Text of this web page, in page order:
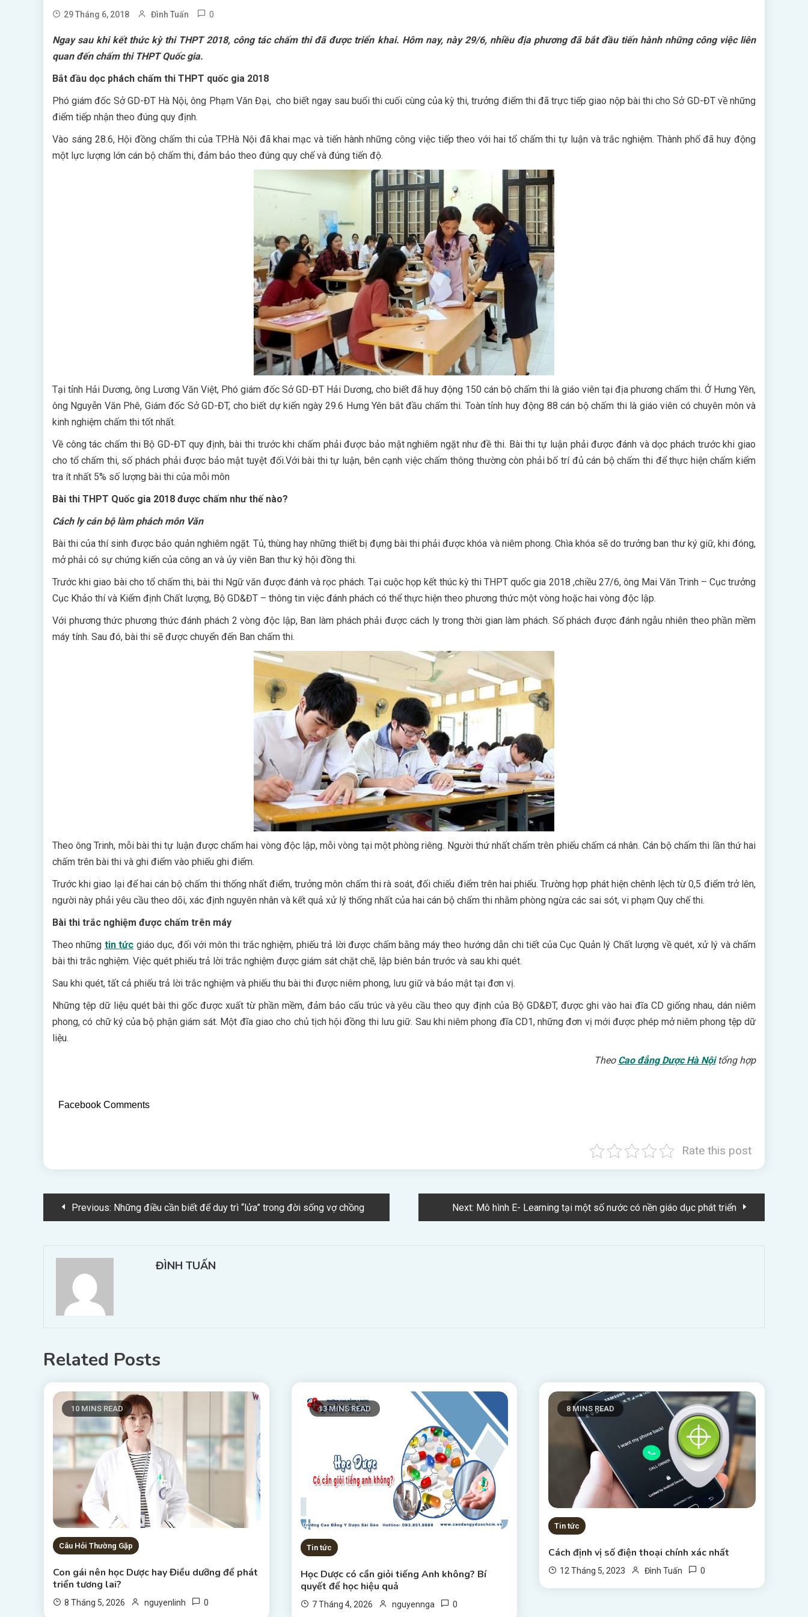
29 Tháng 6, 2018 Đình Tuấn 0
Ngay sau khi kết thức kỳ thi THPT 2018, công tác chấm thi đã được triển khai. Hôm nay, này 29/6, nhiều địa phương đã bắt đầu tiến hành những công việc liên
quan đến chấm thi THPT Quốc gia.
Bắt đầu dọc phách chấm thi THPT quốc gia 2018
Phó giám đốc Sở GD-ĐT Hà Nội, ông Phạm Văn Đại, cho biết ngay sau buổi thi cuối cùng của kỳ thi, trưởng điểm thi đã trực tiếp giao nộp bài thi cho Sở GD-ĐT về những
điểm tiếp nhận theo đúng quy định.
Vào sáng 28.6, Hội đồng chấm thi của TP.Hà Nội đã khai mạc và tiến hành những công việc tiếp theo với hai tổ chấm thi tự luận và trắc nghiệm. Thành phố đã huy động
một lực lượng lớn cán bộ chấm thi, đảm bảo theo đúng quy chế và đúng tiến độ.
Tại tỉnh Hải Dương, ông Lương Văn Việt, Phó giám đốc Sở GD-ĐT Hải Dương, cho biết đã huy động 150 cán bộ chấm thi là giáo viên tại địa phương chấm thi. Ở Hưng Yên,
ông Nguyễn Văn Phê, Giám đốc Sở GD-ĐT, cho biết dự kiến ngày 29.6 Hưng Yên bắt đầu chấm thi. Toàn tỉnh huy động 88 cán bộ chấm thi là giáo viên có chuyên môn và
kinh nghiệm chấm thi tốt nhất.
Về công tác chấm thi Bộ GD-ĐT quy định, bài thi trước khi chấm phải được bảo mật nghiêm ngặt như đề thi. Bài thi tự luận phải được đánh và dọc phách trước khi giao
cho tổ chấm thi, số phách phải được bảo mật tuyệt đối.Với bài thi tự luận, bên cạnh việc chấm thông thường còn phải bố trí đủ cán bộ chấm thi để thực hiện chấm kiểm
tra ít nhất 5% số lượng bài thi của mỗi môn
Bài thi THPT Quốc gia 2018 được chấm như thế nào?
Cách ly cán bộ làm phách môn Văn
Bài thi của thí sinh được bảo quản nghiêm ngặt. Tủ, thùng hay những thiết bị đựng bài thi phải được khóa và niêm phong. Chìa khóa sẽ do trưởng ban thư ký giữ, khi đóng,
mở phải có sự chứng kiến của công an và ủy viên Ban thư ký hội đồng thi.
Trước khi giao bài cho tổ chấm thi, bài thi Ngữ văn được đánh và rọc phách. Tại cuộc họp kết thúc kỳ thi THPT quốc gia 2018 ,chiều 27/6, ông Mai Văn Trinh – Cục trưởng
Cục Khảo thí và Kiểm định Chất lượng, Bộ GD&ĐT – thông tin việc đánh phách có thể thực hiện theo phương thức một vòng hoặc hai vòng độc lập.
Với phương thức phương thức đánh phách 2 vòng độc lập, Ban làm phách phải được cách ly trong thời gian làm phách. Số phách được đánh ngẫu nhiên theo phần mềm
máy tính. Sau đó, bài thi sẽ được chuyển đến Ban chấm thi.
Theo ông Trinh, mỗi bài thi tự luận được chấm hai vòng độc lập, mỗi vòng tại một phòng riêng. Người thứ nhất chấm trên phiếu chấm cá nhân. Cán bộ chấm thi lần thứ hai
chấm trên bài thi và ghi điểm vào phiếu ghi điểm.
Trước khi giao lại để hai cán bộ chấm thi thống nhất điểm, trưởng môn chấm thi rà soát, đối chiếu điểm trên hai phiếu. Trường hợp phát hiện chênh lệch từ 0,5 điểm trở lên,
người này phải yêu cầu theo dõi, xác định nguyên nhân và kết quả xử lý thống nhất của hai cán bộ chấm thi nhằm phòng ngừa các sai sót, vi phạm Quy chế thi.
Bài thi trắc nghiệm được chấm trên máy
Theo những tin tức giáo dục, đối với môn thi trắc nghiệm, phiếu trả lời được chấm bằng máy theo hướng dẫn chi tiết của Cục Quản lý Chất lượng về quét, xử lý và chấm
bài thi trắc nghiệm. Việc quét phiếu trả lời trắc nghiệm được giám sát chặt chẽ, lập biên bản trước và sau khi quét.
Sau khi quét, tất cả phiếu trả lời trắc nghiệm và phiếu thu bài thi được niêm phong, lưu giữ và bảo mật tại đơn vị.
Những tệp dữ liệu quét bài thi gốc được xuất từ phần mềm, đảm bảo cấu trúc và yêu cầu theo quy định của Bộ GD&ĐT, được ghi vào hai đĩa CD giống nhau, dán niêm
phong, có chữ ký của bộ phận giám sát. Một đĩa giao cho chủ tịch hội đồng thi lưu giữ. Sau khi niêm phong đĩa CD1, những đơn vị mới được phép mở niêm phong tệp dữ
liệu.
Theo Cao đẳng Dược Hà Nộitổng hợp
Facebook Comments
Rate this post
Điều
bài
viết
Previous: Những điều cần biết để duy trì “lửa” trong đời sống vợ chồng Next: Mô hình E- Learning tại một số nước có nền giáo dục phát triển
ĐÌNH TUẤN
Related Posts
10 MINS READ
Câu Hỏi Thường Gặp
Con gái nên học Dược hay Điều dưỡng để phát
triển tương lai?
8 Tháng 5, 2026 nguyenlinh 0
13 MINS READ
Tin tức
Học Dược có cần giỏi tiếng Anh không? Bí
quyết để học hiệu quả
7 Tháng 4, 2026 nguyennga 0
8 MINS READ
Tin tức
Cách định vị số điện thoại chính xác nhất
12 Tháng 5, 2023 Đình Tuấn 0